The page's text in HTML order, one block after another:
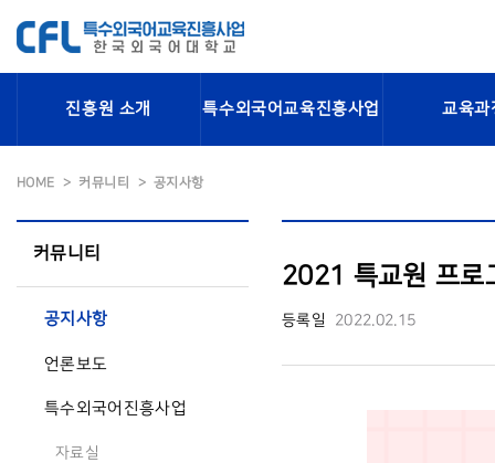
진흥원 소개 특수외국어교육진흥사업 교육과
HOME 커뮤니티 공지사항
커뮤니티
공지사항
언론보도
특수외국어진흥사업
자료실
2021 특교원 프로
등록일 2022.02.15